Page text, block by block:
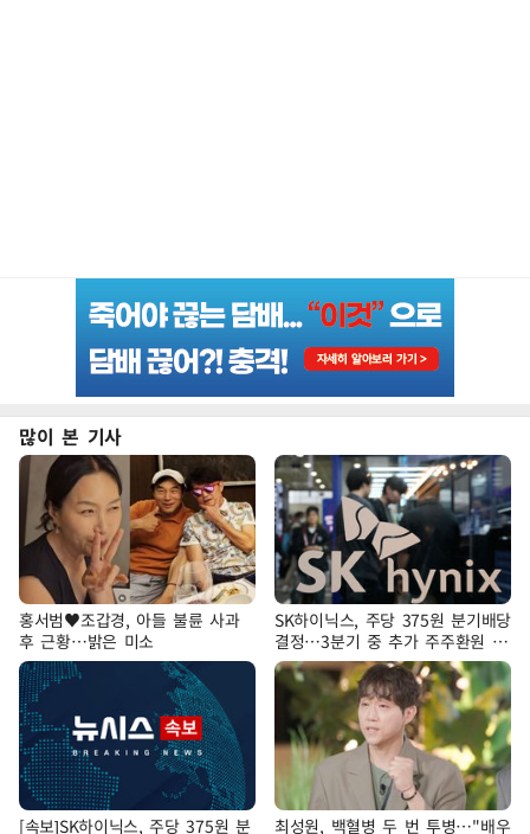
많이 본 기사
홍서범♥조갑경, 아들 불륜 사과
후 근황…밝은 미소
SK하이닉스, 주당 375원 분기배당
결정…3분기 중 추가 주주환원 발
표
[속보]SK하이닉스, 주당 375원 분 최성원, 백혈병 두 번 투병…"배우